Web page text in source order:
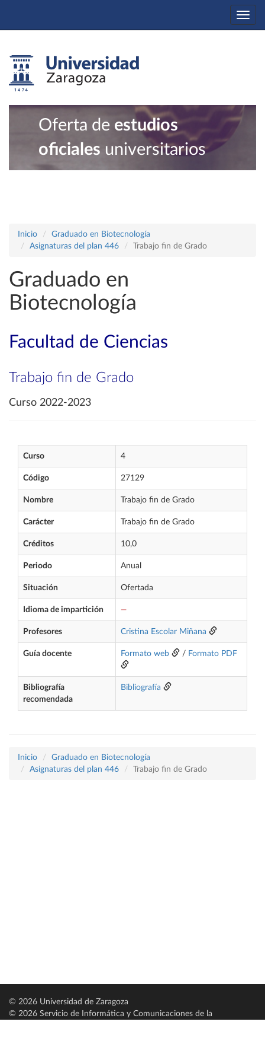
Oferta de estudios
oficiales universitarios
Inicio
Graduado en Biotecnología
Asignaturas del plan 446
Trabajo fin de Grado
Graduado en
Biotecnología
Facultad de Ciencias
Trabajo fin de Grado
Curso 2022-2023
Curso 4
Código 27129
Nombre Trabajo fin de Grado
Carácter Trabajo fin de Grado
Créditos 10,0
Periodo Anual
Situación Ofertada
Idioma de impartición —
Profesores Cristina Escolar Miñana
Guía docente Formato web / Formato PDF
Bibliografía
recomendada
Bibliografía
Inicio
Graduado en Biotecnología
Asignaturas del plan 446
Trabajo fin de Grado
© 2026 Universidad de Zaragoza
© 2026 Servicio de Informática y Comunicaciones de la